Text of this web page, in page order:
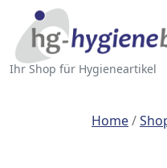
Ihr Shop für Hygieneartikel
Home/